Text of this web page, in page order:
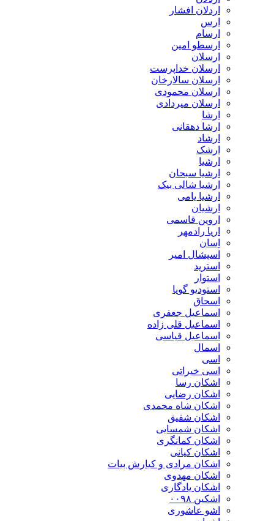
اردلان افشار
ارس
ارسام
ارسطو امین
ارسلان
ارسلان خداپرست
ارسلان سالارخان
ارسلان محمودی
ارسلان میردادی
ارشا
ارشا دهقانی
ارشاد
ارشک
ارشیا
ارشیا سبحان
ارشیا شالی بیک
ارشیا یامی
ارشیان
اروین قاسمی
اریا رادمهر
اِسان
اسپشال امیر
استرید
استوار
استودیو گویا
اسحاق
اسماعیل جعفری
اسماعیل قلی زاده
اسماعیل قیاسی
اسمال
اسی
اسی خیراتی
اشکان رسا
اشکان رضایی
اشکان شاه محمدی
اشکان شفیق
اشکان شمسایی
اشکان‌ کمانگری
اشکان کیانی
اشکان مرادی و کیارش بیات
اشکان مهدوی
اشکان یادگاری
اشکین ۰۰۹۸
اشو عاشوری